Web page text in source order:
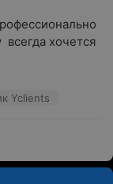
всегда хочется
Yclients